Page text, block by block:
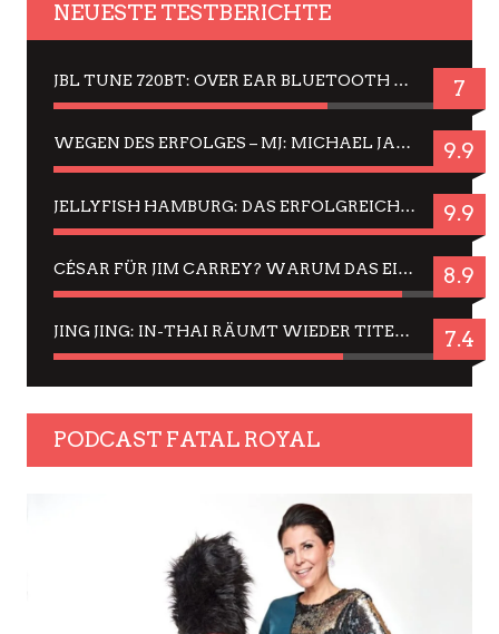
NEUESTE TESTBERICHTE
JBL TUNE 720BT: OVER EAR BLUETOOTH KOPFHÖRER UM DIE 50,-€ IM DAUER-TEST 7
WEGEN DES ERFOLGES – MJ: MICHAEL JACKSON MUSICAL IN EINER MATINEE SEHEN 9.9
JELLYFISH HAMBURG: DAS ERFOLGREICHE SOMMER-MENÜ 2025 IN GEFÜHLEN UND BILDERN 9.9
CÉSAR FÜR JIM CARREY? WARUM DAS EINER DER NERVIGSTEN ACTORS IST UND BLEIBT 8.9
JING JING: IN-THAI RÄUMT WIEDER TITEL AB – EIN ZWEI-STUNDEN-ERLEBNISBERICHT 7.4
PODCAST FATAL ROYAL